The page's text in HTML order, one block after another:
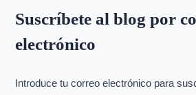
c
a
p
Suscríbete al blog por
electrónico
Introduce tu correo electrónico para